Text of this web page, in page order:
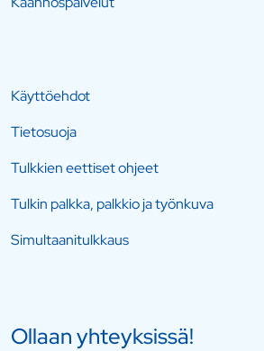
Käyttöehdot
Tietosuoja
Tulkkien eettiset ohjeet
Tulkin palkka, palkkio ja työnkuva
Simultaanitulkkaus
Ollaan yhteyksissä!